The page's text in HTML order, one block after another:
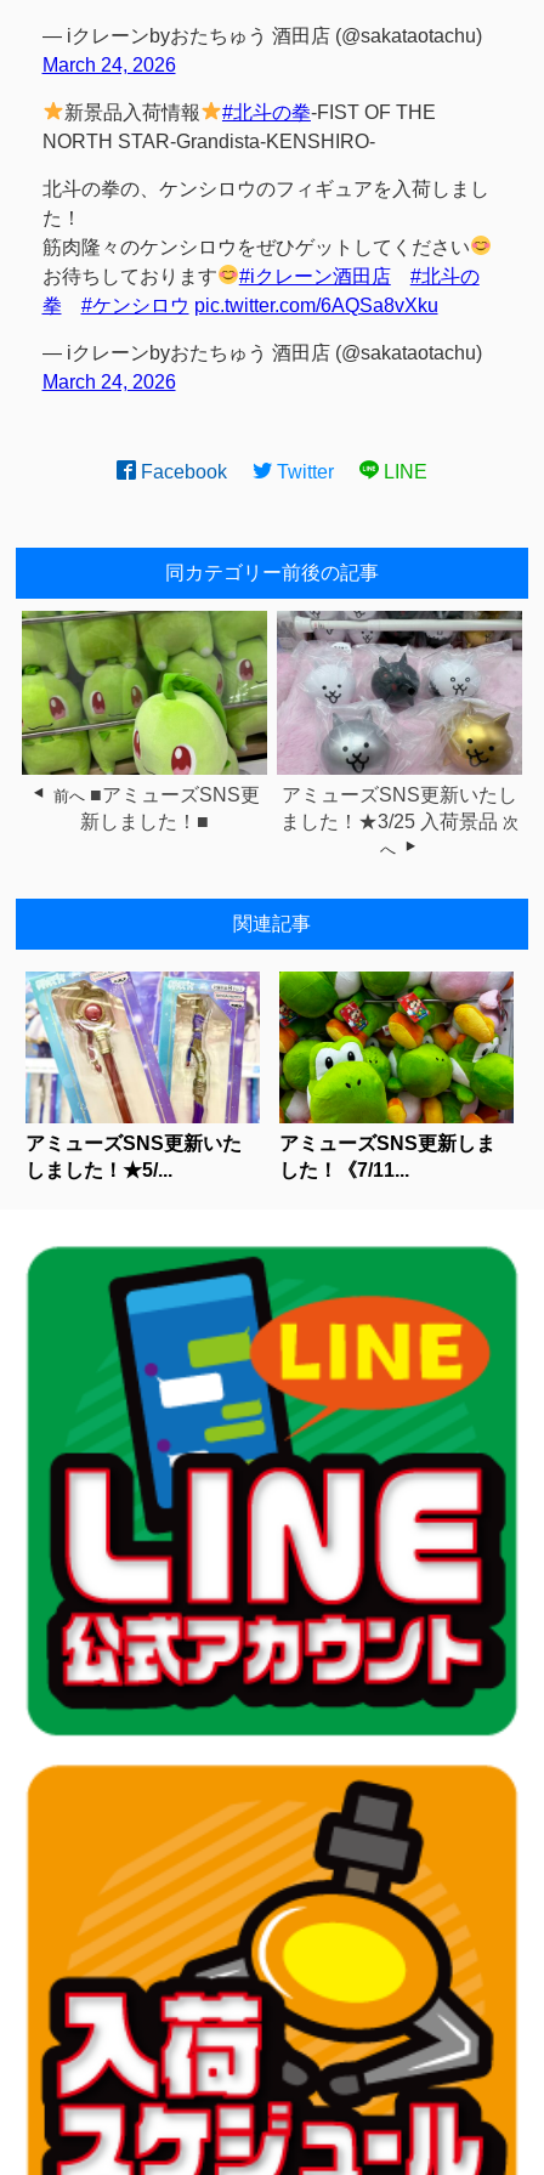
— iクレーンbyおたちゅう 酒田店 (@sakataotachu)
March 24, 2026
新景品入荷情報 #北斗の拳-FIST OF THE
NORTH STAR-Grandista-KENSHIRO-
北斗の拳の、ケンシロウのフィギュアを入荷しまし
た！
筋肉隆々のケンシロウをぜひゲットしてください
お待ちしております
#iクレーン酒田店
#北斗の
拳
#ケンシロウ pic.twitter.com/6AQSa8vXku
— iクレーンbyおたちゅう 酒田店 (@sakataotachu)
March 24, 2026
Facebook Twitter LINE
同カテゴリー前後の記事
前へ ■アミューズSNS更
新しました！■
アミューズSNS更新いたし
ました！★3/25 入荷景品 次
へ
関連記事
アミューズSNS更新いた
しました！★5/...
アミューズSNS更新しま
した！《7/11...